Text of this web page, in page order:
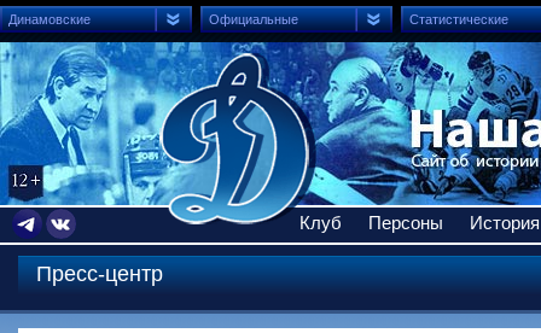
Динамовские Официальные Статистические
Клуб Персоны История
Пресс-центр